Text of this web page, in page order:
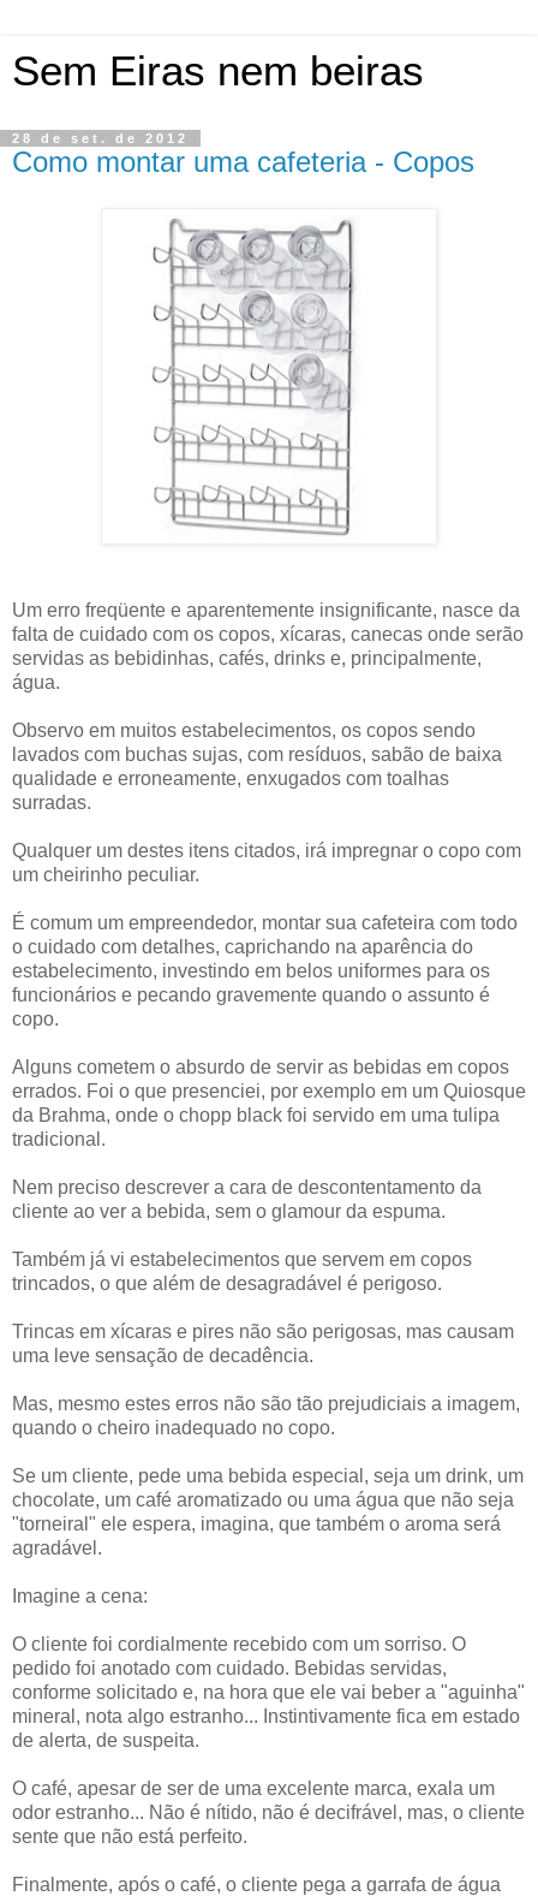
Sem Eiras nem beiras
28 de set. de 2012
Como montar uma cafeteria - Copos
Um erro freqüente e aparentemente insignificante, nasce da
falta de cuidado com os copos, xícaras, canecas onde serão
servidas as bebidinhas, cafés, drinks e, principalmente,
água.
Observo em muitos estabelecimentos, os copos sendo
lavados com buchas sujas, com resíduos, sabão de baixa
qualidade e erroneamente, enxugados com toalhas
surradas.
Qualquer um destes itens citados, irá impregnar o copo com
um cheirinho peculiar.
É comum um empreendedor, montar sua cafeteira com todo
o cuidado com detalhes, caprichando na aparência do
estabelecimento, investindo em belos uniformes para os
funcionários e pecando gravemente quando o assunto é
copo.
Alguns cometem o absurdo de servir as bebidas em copos
errados. Foi o que presenciei, por exemplo em um Quiosque
da Brahma, onde o chopp black foi servido em uma tulipa
tradicional.
Nem preciso descrever a cara de descontentamento da
cliente ao ver a bebida, sem o glamour da espuma.
Também já vi estabelecimentos que servem em copos
trincados, o que além de desagradável é perigoso.
Trincas em xícaras e pires não são perigosas, mas causam
uma leve sensação de decadência.
Mas, mesmo estes erros não são tão prejudiciais a imagem,
quando o cheiro inadequado no copo.
Se um cliente, pede uma bebida especial, seja um drink, um
chocolate, um café aromatizado ou uma água que não seja
"torneiral" ele espera, imagina, que também o aroma será
agradável.
Imagine a cena:
O cliente foi cordialmente recebido com um sorriso. O
pedido foi anotado com cuidado. Bebidas servidas,
conforme solicitado e, na hora que ele vai beber a "aguinha"
mineral, nota algo estranho... Instintivamente fica em estado
de alerta, de suspeita.
O café, apesar de ser de uma excelente marca, exala um
odor estranho... Não é nítido, não é decifrável, mas, o cliente
sente que não está perfeito.
Finalmente, após o café, o cliente pega a garrafa de água